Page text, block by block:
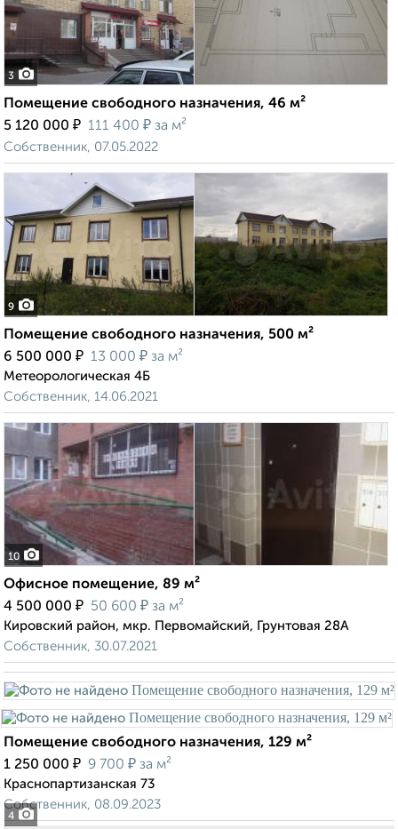
3
Помещение свободного назначения, 46 м²
5 120 000 ₽ 111 400 ₽ за м²
Собственник, 07.05.2022
9
Помещение свободного назначения, 500 м²
6 500 000 ₽ 13 000 ₽ за м²
Метеорологическая 4Б
Собственник, 14.06.2021
10
Офисное помещение, 89 м²
4 500 000 ₽ 50 600 ₽ за м²
Кировский район, мкр. Первомайский, Грунтовая 28А
Собственник, 30.07.2021
4
Помещение свободного назначения, 129 м²
1 250 000 ₽ 9 700 ₽ за м²
Краснопартизанская 73
Собственник, 08.09.2023